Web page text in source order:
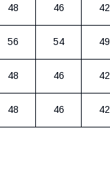
48 46 42
56 54 49
48 46 42
48 46 42